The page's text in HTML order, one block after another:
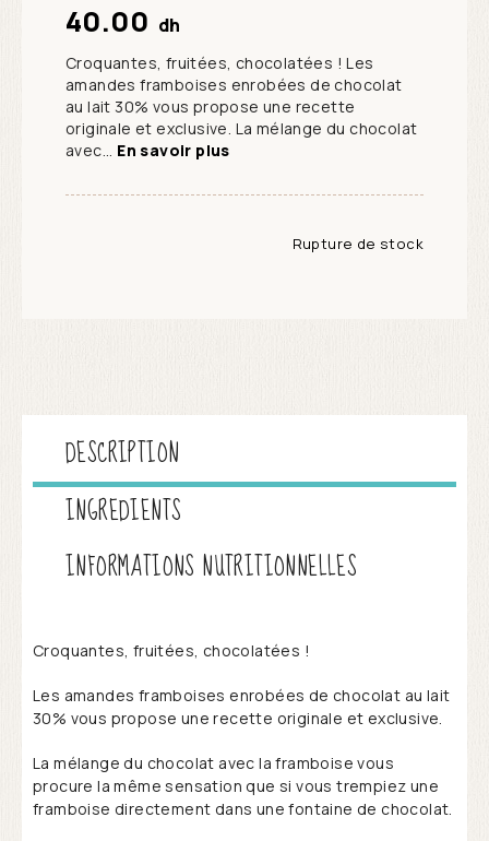
40.00 dh
Croquantes, fruitées, chocolatées ! Les
amandes framboises enrobées de chocolat
au lait 30% vous propose une recette
originale et exclusive. La mélange du chocolat
avec... En savoir plus
Rupture de stock
DESCRIPTION
INGREDIENTS
INFORMATIONS NUTRITIONNELLES
Croquantes, fruitées, chocolatées !
Les amandes framboises enrobées de chocolat au lait
30% vous propose une recette originale et exclusive.
La mélange du chocolat avec la framboise vous
procure la même sensation que si vous trempiez une
framboise directement dans une fontaine de chocolat.